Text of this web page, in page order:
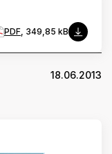
PDF, 349,85 kB
18.06.2013